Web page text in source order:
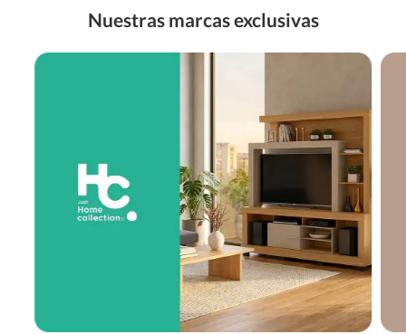
Nuestras marcas exclusivas